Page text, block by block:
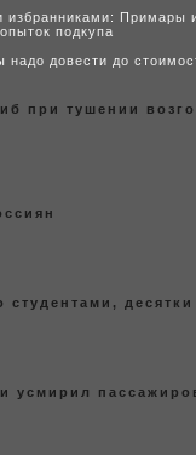
Примары
подкупа
довести до
при тушении
десятки
усмирил